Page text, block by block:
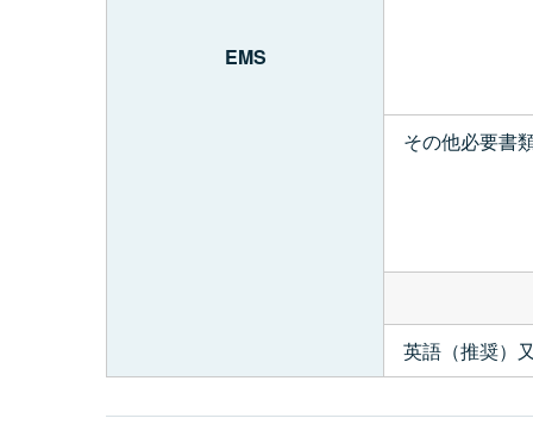
EMS
その他必要書
英語（推奨）